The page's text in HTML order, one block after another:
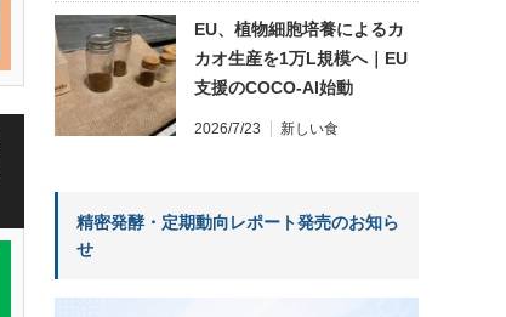
EU、植物細胞培養によるカ
カオ生産を1万L規模へ｜EU
支援のCOCO-AI始動
2026/7/23 新しい食
精密発酵・定期動向レポート発売のお知ら
せ